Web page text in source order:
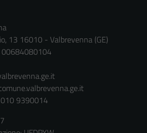
13 16010 - Valbrevenna (GE)
00684080104
9390014
Terze parti
Questi cookie
impostati da
una serie di
Cookie policy